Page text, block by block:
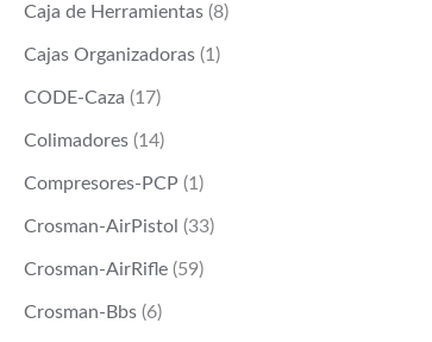
Caja de Herramientas (8)
Cajas Organizadoras (1)
CODE-Caza (17)
Colimadores (14)
Compresores-PCP (1)
Crosman-AirPistol (33)
Crosman-AirRifle (59)
Crosman-Bbs (6)